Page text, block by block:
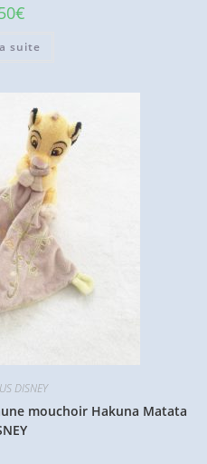
€
suite
DISNEY
mouchoir Hakuna Matata